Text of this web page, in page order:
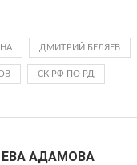
ДМИТРИЙ БЕЛЯЕВ
СК РФ ПО РД
ЕВА АДАМОВА